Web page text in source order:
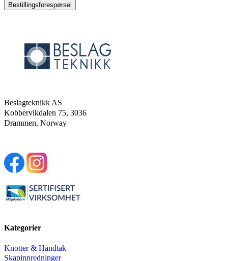
Bestillingsforespørsel
Beslagteknikk AS
Kobbervikdalen 75, 3036
Drammen, Norway
Kategorier
Knotter & Håndtak
Skapinnredninger